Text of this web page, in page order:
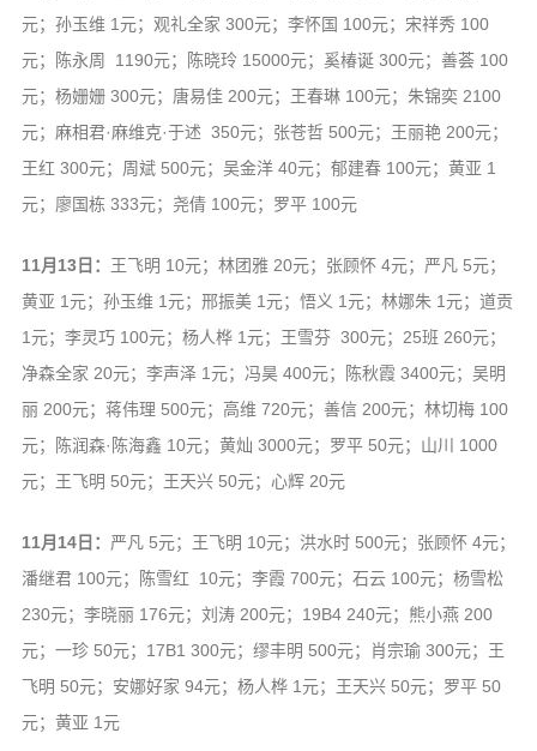
元；孙玉维 1元；观礼全家 300元；李怀国 100元；宋祥秀 100
元；陈永周 1190元；陈晓玲 15000元；奚椿诞 300元；善荟 100
元；杨姗姗 300元；唐易佳 200元；王春琳 100元；朱锦奕 2100
元；麻相君·麻维克·于述 350元；张苍哲 500元；王丽艳 200元；
王红 300元；周斌 500元；吴金洋 40元；郁建春 100元；黄亚 1
元；廖国栋 333元；尧倩 100元；罗平 100元
11月13日： 王飞明 10元；林团雅 20元；张顾怀 4元；严凡 5元；
黄亚 1元；孙玉维 1元；邢振美 1元；悟义 1元；林娜朱 1元；道贡
1元；李灵巧 100元；杨人桦 1元；王雪芬 300元；25班 260元；
净森全家 20元；李声泽 1元；冯昊 400元；陈秋霞 3400元；吴明
丽 200元；蒋伟理 500元；高维 720元；善信 200元；林切梅 100
元；陈润森·陈海鑫 10元；黄灿 3000元；罗平 50元；山川 1000
元；王飞明 50元；王天兴 50元；心辉 20元
11月14日： 严凡 5元；王飞明 10元；洪水时 500元；张顾怀 4元；
潘继君 100元；陈雪红 10元；李霞 700元；石云 100元；杨雪松
230元；李晓丽 176元；刘涛 200元；19B4 240元；熊小燕 200
元；一珍 50元；17B1 300元；缪丰明 500元；肖宗瑜 300元；王
飞明 50元；安娜好家 94元；杨人桦 1元；王天兴 50元；罗平 50
元；黄亚 1元